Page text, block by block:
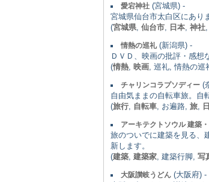
愛宕神社 (宮城県) -
宮城県仙台市太白区にあり
(宮城県 仙台市 日本 神社
情熱の巡礼(新潟県) -
ＤＶＤ、映画の批評・感
(情熱 映画 , 巡礼, 情熱の
チャリンコラプソディー (
自由気ままの自転車旅。自
(旅行 自転車 , お遍路, 旅
アーキテクトソウル 建築
旅のついでに建築を見る、
新します。
(建築 建築家 , 建築行脚, 写
大阪讃岐うどん (大阪府) -